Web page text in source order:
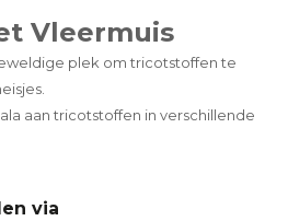
Vleermuis
plek om tricotstoffen te
aan tricotstoffen in verschillende
via